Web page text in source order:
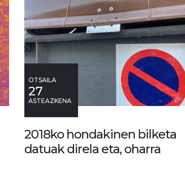
OTSAILA
27
ASTEAZKENA
2018ko hondakinen bilketa
datuak direla eta, oharra